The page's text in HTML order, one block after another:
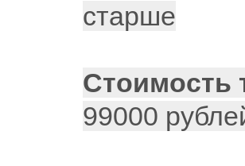
старше
Стоимость
99000